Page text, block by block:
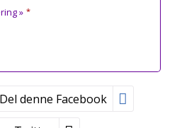
» *
Del denne Facebook